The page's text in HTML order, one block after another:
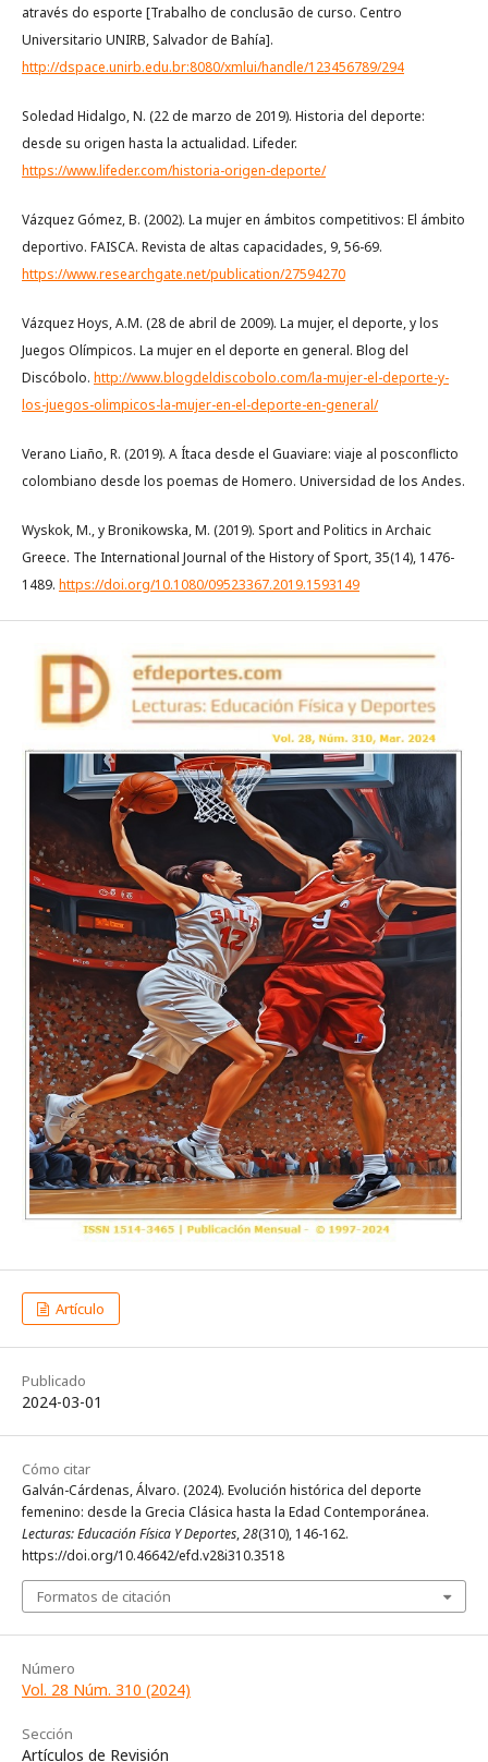
através do esporte [Trabalho de conclusão de curso. Centro
Universitario UNIRB, Salvador de Bahía].
http://dspace.unirb.edu.br:8080/xmlui/handle/123456789/294
Soledad Hidalgo, N. (22 de marzo de 2019). Historia del deporte:
desde su origen hasta la actualidad. Lifeder.
https://www.lifeder.com/historia-origen-deporte/
Vázquez Gómez, B. (2002). La mujer en ámbitos competitivos: El ámbito
deportivo. FAISCA. Revista de altas capacidades, 9, 56-69.
https://www.researchgate.net/publication/27594270
Vázquez Hoys, A.M. (28 de abril de 2009). La mujer, el deporte, y los
Juegos Olímpicos. La mujer en el deporte en general. Blog del
Discóbolo. http://www.blogdeldiscobolo.com/la-mujer-el-deporte-y-
los-juegos-olimpicos-la-mujer-en-el-deporte-en-general/
Verano Liaño, R. (2019). A Ítaca desde el Guaviare: viaje al posconflicto
colombiano desde los poemas de Homero. Universidad de los Andes.
Wyskok, M., y Bronikowska, M. (2019). Sport and Politics in Archaic
Greece. The International Journal of the History of Sport, 35(14), 1476-
1489. https://doi.org/10.1080/09523367.2019.1593149
Artículo
Publicado
2024-03-01
Cómo citar
Galván-Cárdenas, Álvaro. (2024). Evolución histórica del deporte
femenino: desde la Grecia Clásica hasta la Edad Contemporánea.
Lecturas: Educación Física Y Deportes,28(310), 146-162.
https://doi.org/10.46642/efd.v28i310.3518
Formatos de citación
Número
Vol. 28 Núm. 310 (2024)
Sección
Artículos de Revisión